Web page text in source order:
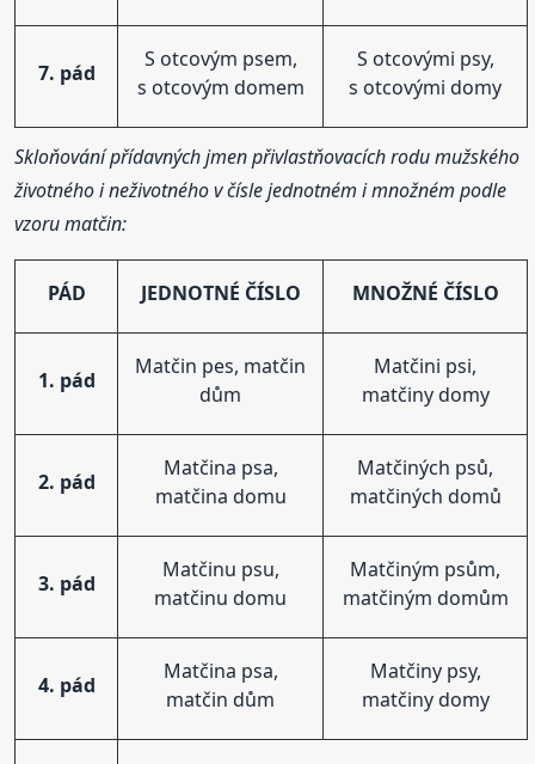
7. pád
S otcovým psem,
s otcovým domem
S otcovými psy,
s otcovými domy
Skloňování přídavných jmen přivlastňovacích rodu mužského
životného i neživotného v čísle jednotném i množném podle
vzoru matčin:
PÁD JEDNOTNÉ ČÍSLO MNOŽNÉ ČÍSLO
1. pád
Matčin pes, matčin
dům
Matčini psi,
matčiny domy
2. pád
Matčina psa,
matčina domu
Matčiných psů,
matčiných domů
3. pád
Matčinu psu,
matčinu domu
Matčiným psům,
matčiným domům
4. pád
Matčina psa,
matčin dům
Matčiny psy,
matčiny domy